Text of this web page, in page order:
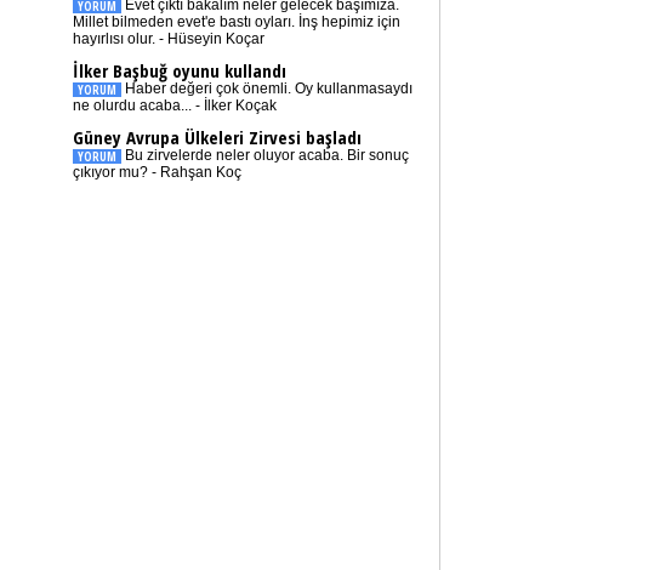
YORUM
Evet çıktı bakalım neler gelecek başımıza.
Millet bilmeden evet'e bastı oyları. İnş hepimiz için
hayırlısı olur. - Hüseyin Koçar
İlker Başbuğ oyunu kullandı
YORUM
Haber değeri çok önemli. Oy kullanmasaydı
ne olurdu acaba... - İlker Koçak
Güney Avrupa Ülkeleri Zirvesi başladı
YORUM
Bu zirvelerde neler oluyor acaba. Bir sonuç
çıkıyor mu? - Rahşan Koç